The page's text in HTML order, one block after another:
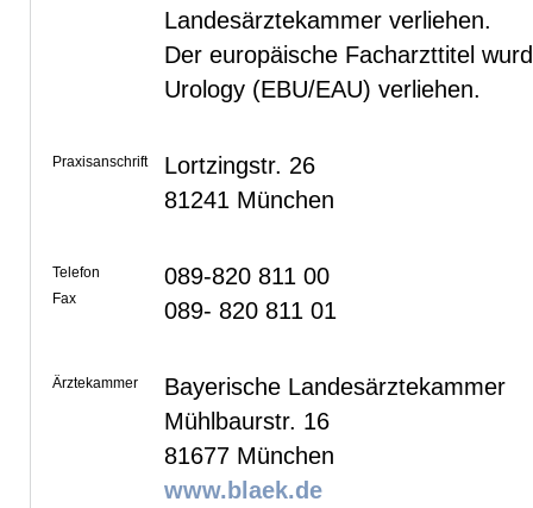
Landesärztekammer verliehen.
Der europäische Facharzttitel
Urology (EBU/EAU) verliehen.
Praxisanschrift
Lortzingstr. 26
81241 München
Telefon
Fax
089-820 811 00
089- 820 811 01
Ärztekammer
Bayerische Landesärztekammer
Mühlbaurstr. 16
81677 München
www.blaek.de